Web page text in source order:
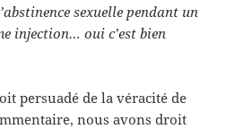
sexuelle pendant un
injection… oui c’est bien
persuadé de la véracité de
nous avons droit